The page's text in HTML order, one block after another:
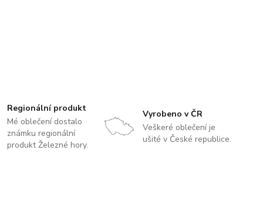
Regionální produkt
Mé oblečení dostalo
známku regionální
produkt Železné hory.
Vyrobeno v ČR
Veškeré oblečení je
ušité v České republice.